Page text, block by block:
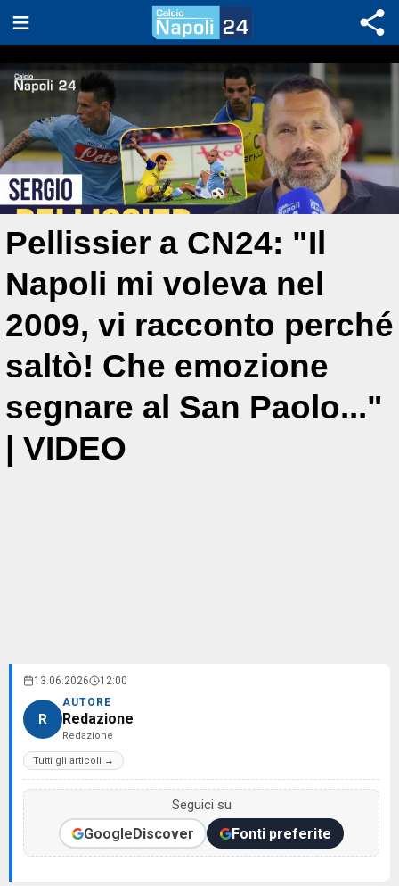
Pellissier a CN24: "Il
Napoli mi voleva nel
2009, vi racconto perché
saltò! Che emozione
segnare al San Paolo..."
| VIDEO
13.06.2026 12:00
R
AUTORE
Redazione
Redazione
Tutti gli articoli →
Seguici su
GoogleDiscover Fonti preferite